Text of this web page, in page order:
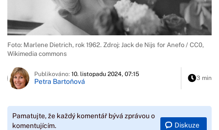
Foto: Marlene Dietrich, rok 1962. Zdroj: Jack de Nijs for Anefo / CC0,
Wikimedia commons
Publikováno: 10. listopadu 2024, 07:15
Petra Bartoňová 3 min
Pamatujte, že každý komentář bývá zprávou o
komentujícím.
Diskuze